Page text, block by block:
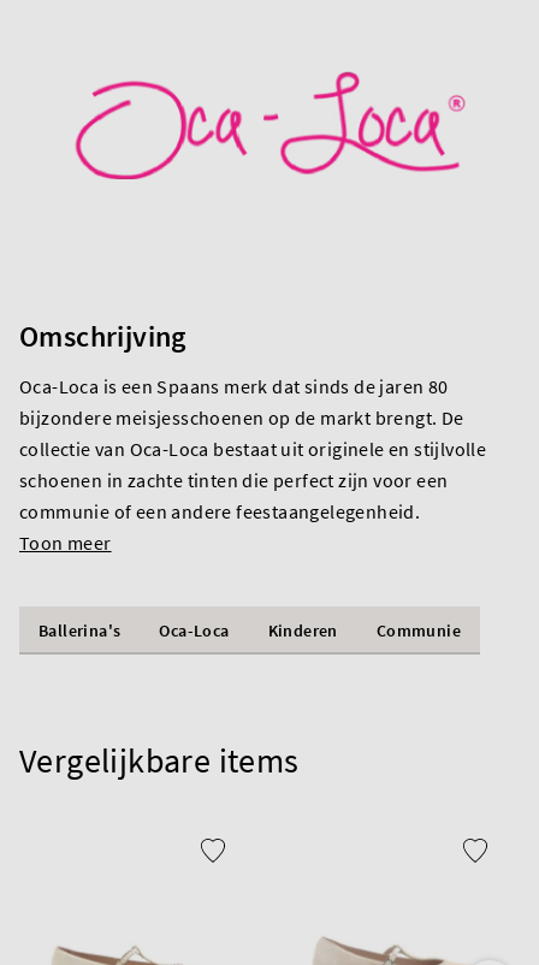
Omschrijving
Oca-Loca is een Spaans merk dat sinds de jaren 80
bijzondere meisjesschoenen op de markt brengt. De
collectie van Oca-Loca bestaat uit originele en stijlvolle
schoenen in zachte tinten die perfect zijn voor een
communie of een andere feestaangelegenheid.
Toon meer
Ballerina's Oca-Loca Kinderen Communie
Vergelijkbare items